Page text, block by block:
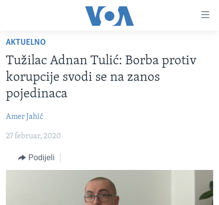
glavni
sadržaj
Pređi
na
glavnu
Idi
na
TV PROGRAM
FOTOGRAFIJE DANA
VIJESTI
SJEDINJENE AMERIČKE DRŽAVE
BOSNA I HERCEGOVINA
SVIJET
NAUKA I TEHNOLOGIJA
SPECIJALNI PROJEKTI
KORUPCIJA
AKTUELNO
Tužilac Adnan Tulić: Borba protiv
korupcije svodi se na zanos
pojedinaca
Amer Jahić
27 februar, 2020
Podijeli